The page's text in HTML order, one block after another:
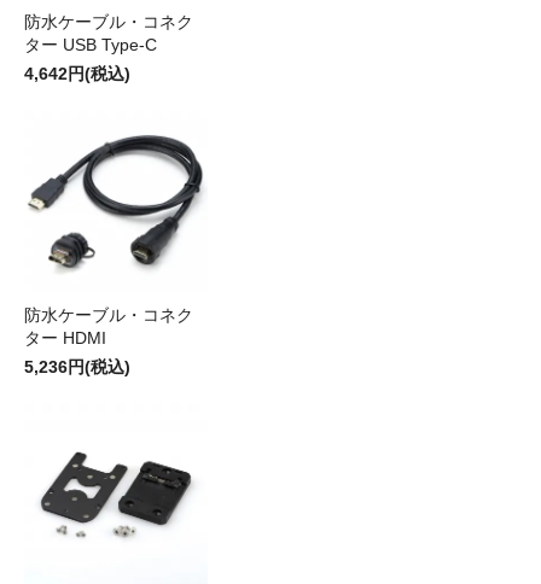
防水ケーブル・コネク
ター USB Type-C
4,642円(税込)
防水ケーブル・コネク
ター HDMI
5,236円(税込)